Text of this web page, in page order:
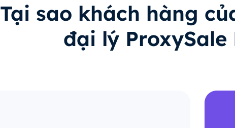
Tại sao khách hàng
đại lý ProxySale